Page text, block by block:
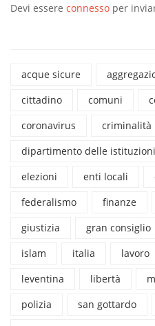
Devi essere connesso per
acque sicure
cittadino
comuni
coronavirus
criminalità
dipartimento delle istituzioni
elezioni
enti locali
federalismo
finanze
giustizia
gran consiglio
islam
italia lavoro
leventina
libertà
polizia
san gottardo